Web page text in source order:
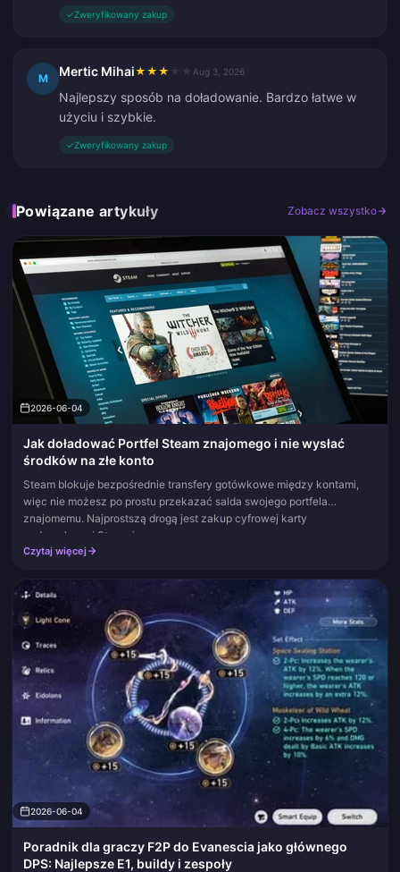
✓Zweryfikowany zakup
M Mertic Mihai★ ★ ★ Aug 3, 2026
Najlepszy sposób na doładowanie. Bardzo łatwe w
użyciu i szybkie.
✓Zweryfikowany zakup
Powiązane artykuły Zobacz wszystko
2026-06-04
Jak doładować Portfel Steam znajomego i nie wysłać
środków na złe konto
Steam blokuje bezpośrednie transfery gotówkowe między kontami,
więc nie możesz po prostu przekazać salda swojego portfela
znajomemu. Najprostszą drogą jest zakup cyfrowej karty
podarunkowej Steam i...
Czytaj więcej
2026-06-04
Poradnik dla graczy F2P do Evanescia jako głównego
DPS: Najlepsze E1, buildy i zespoły